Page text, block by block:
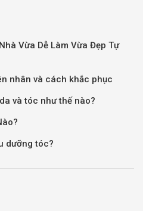
Vừa Dễ Làm Vừa Đẹp Tự
nhân và cách khắc phục
và tóc như thế nào?
dưỡng tóc?